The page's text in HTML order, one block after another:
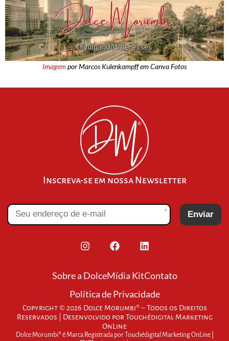
Imagempor Marcos Kulenkampff em Canva Fotos
Inscreva-se em nossa Newsletter
* Enviar
Sobre a DolceMídia KitContato
Política de Privacidade
Copyright © 2026 Dolce Morumbi® – Todos os Direitos
Reservados | Desenvolvido por Touchédigital Marketing
OnLine
Dolce Morumbi® é Marca Registrada por Touchédigital Marketing OnLine |